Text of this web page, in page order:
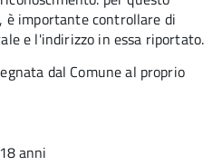
è importante controllare di
e l'indirizzo in essa riportato.
dal Comune al proprio
anni